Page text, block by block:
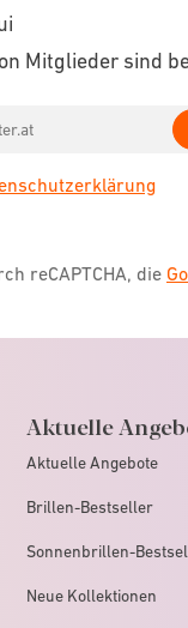
Mitglieder sind
reCAPTCHA, die
Aktuelle
Aktuelle Angebote
Brillen-Bestseller
Sonnenbrillen-
Neue Kollektionen